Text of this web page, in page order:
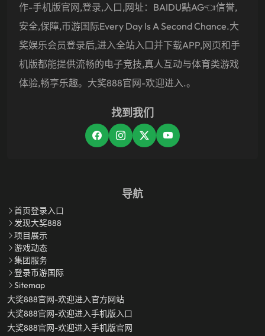
作-手机版官网,登录,入口,网址：BAIDU點AG👈信誉,
安全,保障,币游国际Every Day Is A Second Chance.大
奖娱乐会员登录后,进入全站入口并下载APP,网页和手
机版都能提供流畅的电子竞技,真人互动与体育类游戏
体验,畅享乐趣。大奖888官网-欢迎进入.。
找到我们
导航
首页登录入口
发现大奖888
项目展示
游戏动态
集团服务
登录币游国际
Sitemap
大奖888官网-欢迎进入官方网站
大奖888官网-欢迎进入手机版入口
大奖888官网-欢迎进入手机版官网